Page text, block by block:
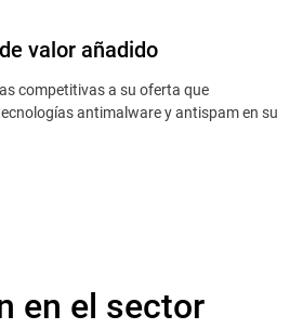
valor añadido
competitivas a su oferta que
antimalware y antispam en su
en el sector